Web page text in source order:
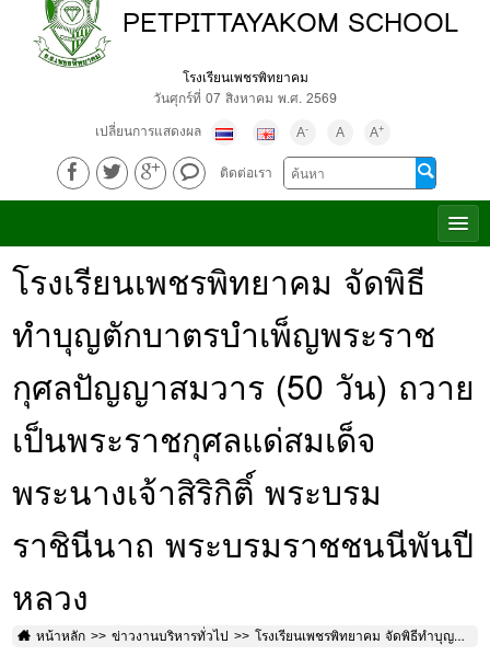
PETPITTAYAKOM SCHOOL
โรงเรียนเพชรพิทยาคม
วันศุกร์ที่ 07 สิงหาคม พ.ศ. 2569
เปลี่ยนการแสดงผล
A- A A+
ติดต่อเรา
โรงเรียนเพชรพิทยาคม จัดพิธี
ทำบุญตักบาตรบำเพ็ญพระราช
กุศลปัญญาสมวาร (50 วัน) ถวาย
เป็นพระราชกุศลแด่สมเด็จ
พระนางเจ้าสิริกิติ์ พระบรม
ราชินีนาถ พระบรมราชชนนีพันปี
หลวง
หน้าหลัก ข่าวงานบริหารทั่วไป โรงเรียนเพชรพิทยาคม จัดพิธีทำบุญตักบาตรบำเพ็ญพระราชกุศลปัญญาสมวาร (50 วัน) ถวายเป็นพระราชกุศลแด่สมเด็จพระนางเจ้าสิริกิติ์ พระบรมราชินีนาถ พระบรมราชชนนีพันปีหลวง